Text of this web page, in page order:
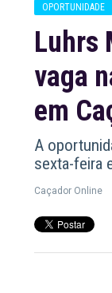
OPORTUNIDADE
Luhrs
vaga
em
A
sexta-feira
Caçador Online